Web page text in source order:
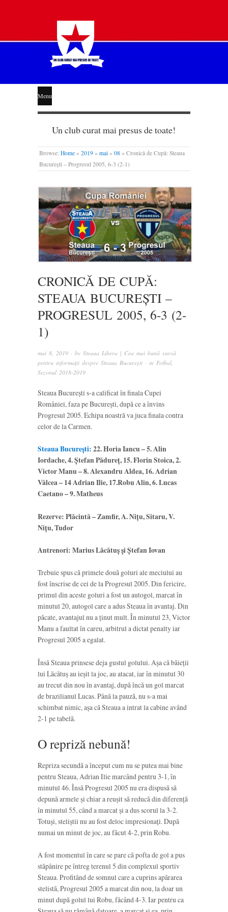
STEAUA
LIBERĂ
Menu
Un club curat mai presus de toate!
Browse: Home » 2019 » mai » 08 » Cronică de Cupă: Steaua
București – Progresul 2005, 6-3 (2-1)
CRONICĂ DE CUPĂ:
STEAUA BUCUREȘTI –
PROGRESUL 2005, 6-3 (2-
1)
mai 8, 2019 · by Steaua Libera | Cea mai bună sursă
pentru informații despre Steaua București · in Fotbal,
Sezonul 2018-2019
Steaua București s-a calificat în finala Cupei
României, faza pe București, după ce a învins
Progresul 2005. Echipa noastră va juca finala contra
celor de la Carmen.
Steaua București: 22. Horia Iancu – 5. Alin
Iordache, 4. Ștefan Pădureț, 15. Florin Stoica, 2.
Victor Manu – 8. Alexandru Aldea, 16. Adrian
Vâlcea – 14 Adrian Ilie, 17.Robu Alin, 6. Lucas
Caetano – 9. Matheus
Rezerve: Plăcintă – Zamfir, A. Nițu, Sitaru, V.
Nițu, Tudor
Antrenori: Marius Lăcătuș și Ștefan Iovan
Trebuie spus că primele două goluri ale meciului au
fost înscrise de cei de la Progresul 2005. Din fericire,
primul din aceste goluri a fost un autogol, marcat în
minutul 20, autogol care a adus Steaua în avantaj. Din
păcate, avantajul nu a ținut mult. În minutul 23, Victor
Manu a faultat în careu, arbitrul a dictat penalty iar
Progresul 2005 a egalat.
Însă Steaua prinsese deja gustul golului. Așa că băieții
lui Lăcătuș au ieșit la joc, au atacat, iar în minutul 30
au trecut din nou în avantaj, după încă un gol marcat
de brazilianul Lucas. Până la pauză, nu s-a mai
schimbat nimic, așa că Steaua a intrat la cabine având
2-1 pe tabelă.
O repriză nebună!
Repriza secundă a început cum nu se putea mai bine
pentru Steaua, Adrian Ilie marcând pentru 3-1, în
minutul 46. Însă Progresul 2005 nu era dispusă să
depună armele și chiar a reușit să reducă din diferență
în minutul 55, când a marcat și a dus scorul la 3-2.
Totuși, steliștii nu au fost deloc impresionați. După
numai un minut de joc, au făcut 4-2, prin Robu.
A fost momentul în care se pare că pofta de gol a pus
stăpânire pe întreg terenul 5 din complexul sportiv
Steaua. Profitând de somnul care a cuprins apărarea
stelistă, Progresul 2005 a marcat din nou, la doar un
minut după golul lui Robu, făcând 4-3. Iar pentru ca